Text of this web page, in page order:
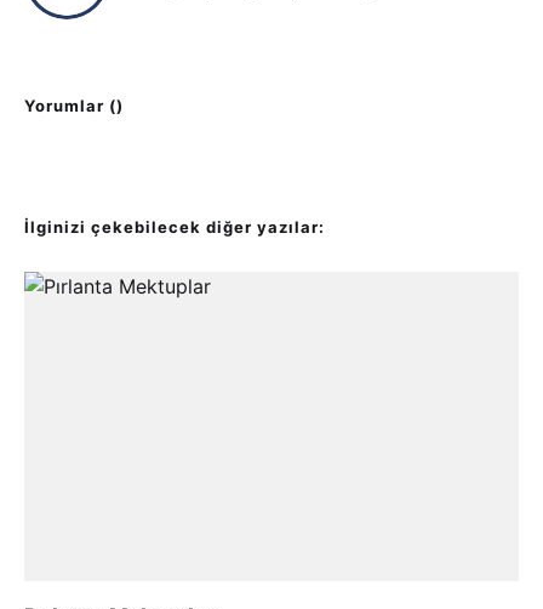
Yorumlar ()
İlginizi çekebilecek diğer yazılar: